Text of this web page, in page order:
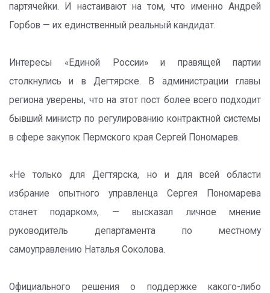
партячейки. И настаивают на том, что именно Андрей
Горбов — их единственный реальный кандидат.
Интересы «Единой России» и правящей партии
столкнулись и в Дегтярске. В администрации главы
региона уверены, что на этот пост более всего подходит
бывший министр по регулированию контрактной системы
в сфере закупок Пермского края Сергей Пономарев.
«Не только для Дегтярска, но и для всей области
избрание опытного управленца Сергея Пономарева
станет подарком», — высказал личное мнение
руководитель департамента по местному
самоуправлению Наталья Соколова.
Официального решения о поддержке какого-либо